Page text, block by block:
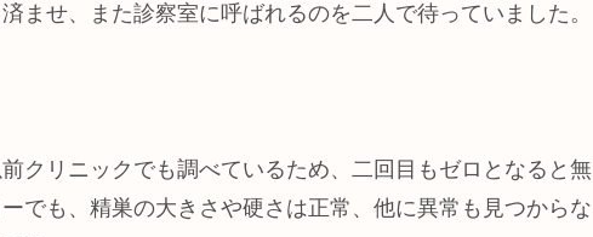
ませ、また診察室に呼ばれるのを二人で待っていました。
クリニックでも調べているため、二回目もゼロとなると無
でも、精巣の大きさや硬さは正常、他に異常も見つからな